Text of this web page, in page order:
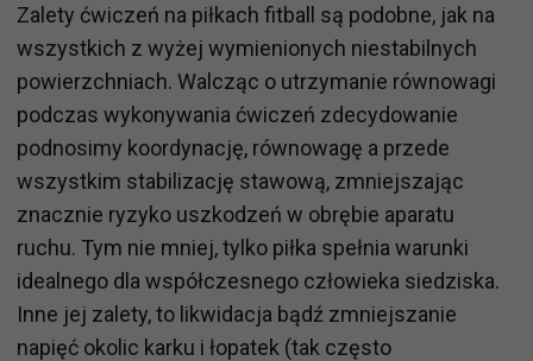
Zalety ćwiczeń na piłkach fitball są podobne, jak na
wszystkich z wyżej wymienionych niestabilnych
powierzchniach. Walcząc o utrzymanie równowagi
podczas wykonywania ćwiczeń zdecydowanie
podnosimy koordynację, równowagę a przede
wszystkim stabilizację stawową, zmniejszając
znacznie ryzyko uszkodzeń w obrębie aparatu
ruchu. Tym nie mniej, tylko piłka spełnia warunki
idealnego dla współczesnego człowieka siedziska.
Inne jej zalety, to likwidacja bądź zmniejszanie
napięć okolic karku i łopatek (tak często